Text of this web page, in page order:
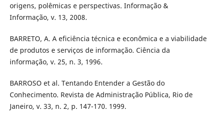
origens, polêmicas e perspectivas. Informação &
Informação, v. 13, 2008.
BARRETO, A. A eficiência técnica e econômica e a viabilidade
de produtos e serviços de informação. Ciência da
informação, v. 25, n. 3, 1996.
BARROSO et al. Tentando Entender a Gestão do
Conhecimento. Revista de Administração Pública, Rio de
Janeiro, v. 33, n. 2, p. 147-170. 1999.